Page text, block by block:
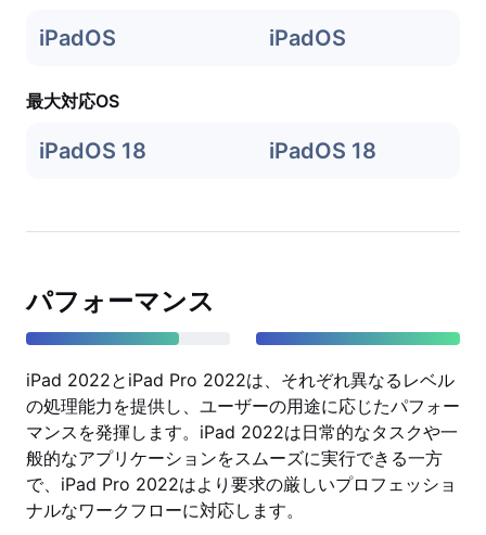
iPadOS iPadOS
最大対応OS
iPadOS 18 iPadOS 18
パフォーマンス
iPad 2022とiPad Pro 2022は、それぞれ異なるレベル
の処理能力を提供し、ユーザーの用途に応じたパフォー
マンスを発揮します。iPad 2022は日常的なタスクや一
般的なアプリケーションをスムーズに実行できる一方
で、iPad Pro 2022はより要求の厳しいプロフェッショ
ナルなワークフローに対応します。